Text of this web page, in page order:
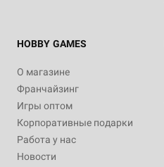
HOBBY GAMES
О магазине
Франчайзинг
Игры оптом
Корпоративные подарки
Работа у нас
Новости